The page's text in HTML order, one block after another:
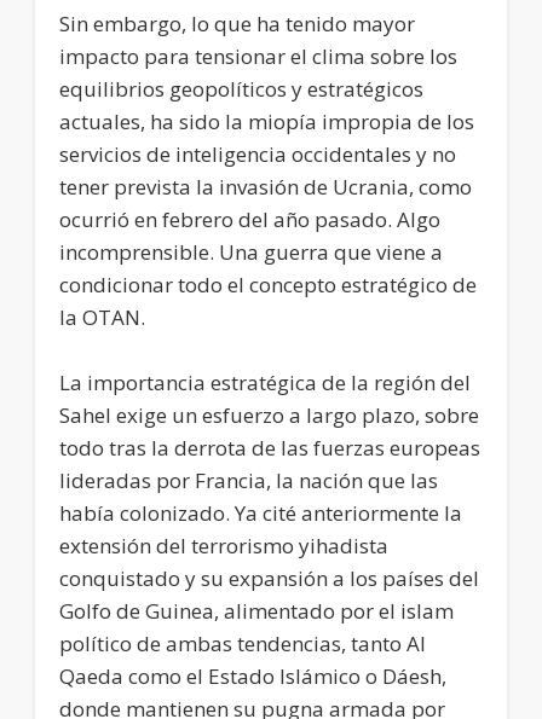
Sin embargo, lo que ha tenido mayor
impacto para tensionar el clima sobre los
equilibrios geopolíticos y estratégicos
actuales, ha sido la miopía impropia de los
servicios de inteligencia occidentales y no
tener prevista la invasión de Ucrania, como
ocurrió en febrero del año pasado. Algo
incomprensible. Una guerra que viene a
condicionar todo el concepto estratégico de
la OTAN.
La importancia estratégica de la región del
Sahel exige un esfuerzo a largo plazo, sobre
todo tras la derrota de las fuerzas europeas
lideradas por Francia, la nación que las
había colonizado. Ya cité anteriormente la
extensión del terrorismo yihadista
conquistado y su expansión a los países del
Golfo de Guinea, alimentado por el islam
político de ambas tendencias, tanto Al
Qaeda como el Estado Islámico o Dáesh,
donde mantienen su pugna armada por